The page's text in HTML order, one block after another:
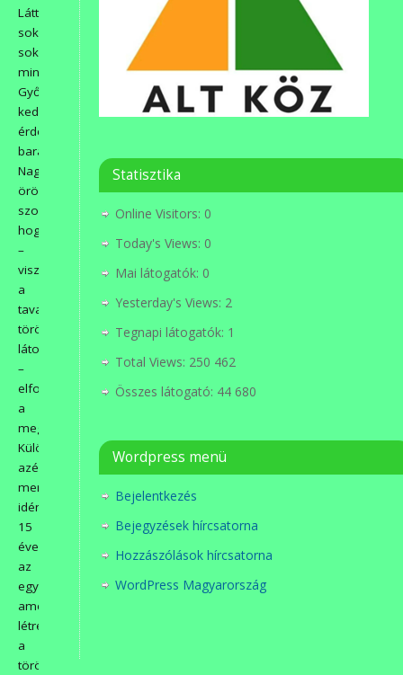
Láttak:
sok-
sok
mindent.
Győztek:
kedvességükkel,
érdeklődésükkel,
barátságukkal.
Nagy
örömünkre
szolgált,
hogy
–
viszonozva
a
tavalyi
törökbálinti
látogatásunkat
–
elfogadták
a
meghívásunkat.
Különösen
azért,
mert
idén
15
éves
az
egyesületünk,
amelynek
létrejöttébe
a
törökbálintiak
Statisztika
Online Visitors: 0
Today's Views: 0
Mai látogatók: 0
Yesterday's Views: 2
Tegnapi látogatók: 1
Total Views: 250 462
Összes látogató: 44 680
Wordpress menü
Bejelentkezés
Bejegyzések hírcsatorna
Hozzászólások hírcsatorna
WordPress Magyarország